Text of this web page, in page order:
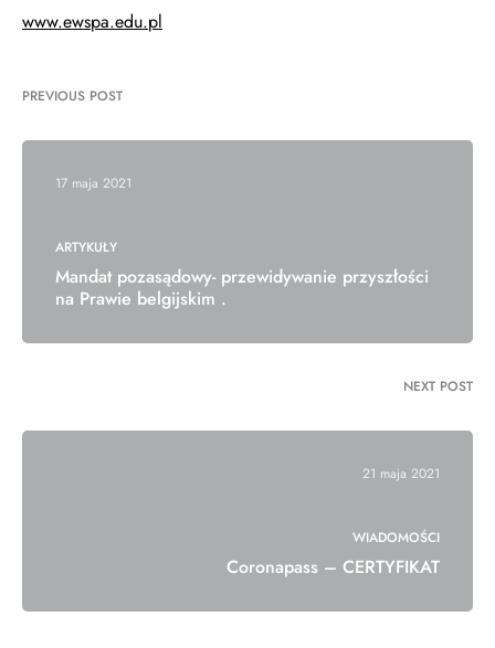
www.ewspa.edu.pl
PREVIOUS POST
17 maja 2021
ARTYKUŁY
Mandat pozasądowy- przewidywanie przyszłości
na Prawie belgijskim .
NEXT POST
21 maja 2021
WIADOMOŚCI
Coronapass – CERTYFIKAT